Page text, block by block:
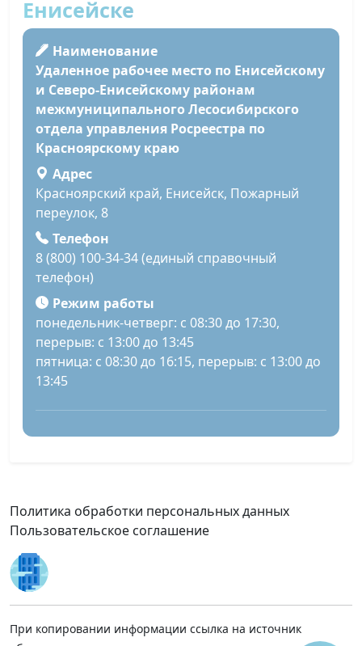
Енисейске
Наименование
Удаленное рабочее место по Енисейскому
и Северо-Енисейскому районам
межмуниципального Лесосибирского
отдела управления Росреестра по
Красноярскому краю
Адрес
Красноярский край, Енисейск, Пожарный
переулок, 8
Телефон
8 (800) 100-34-34 (единый справочный
телефон)
Режим работы
понедельник-четверг: с 08:30 до 17:30,
перерыв: с 13:00 до 13:45
пятница: с 08:30 до 16:15, перерыв: с 13:00 до
13:45
Политика обработки персональных данных
Пользовательское соглашение
При копировании информации ссылка на источник